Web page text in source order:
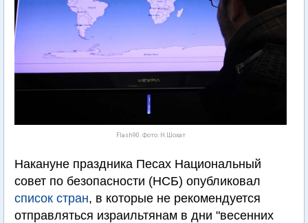
Flash90. Фото: Н.Шохат
Накануне праздника Песах Национальный
совет по безопасности (НСБ) опубликовал
список стран, в которые не рекомендуется
отправляться израильтянам в дни "весенних